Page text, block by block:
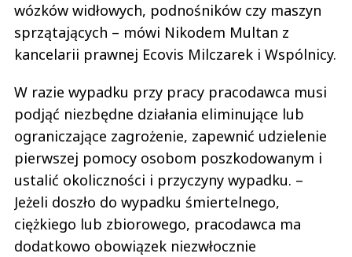
wózków widłowych, podnośników czy maszyn
sprzątających – mówi Nikodem Multan z
kancelarii prawnej Ecovis Milczarek i Wspólnicy.
W razie wypadku przy pracy pracodawca musi
podjąć niezbędne działania eliminujące lub
ograniczające zagrożenie, zapewnić udzielenie
pierwszej pomocy osobom poszkodowanym i
ustalić okoliczności i przyczyny wypadku. –
Jeżeli doszło do wypadku śmiertelnego,
ciężkiego lub zbiorowego, pracodawca ma
dodatkowo obowiązek niezwłocznie